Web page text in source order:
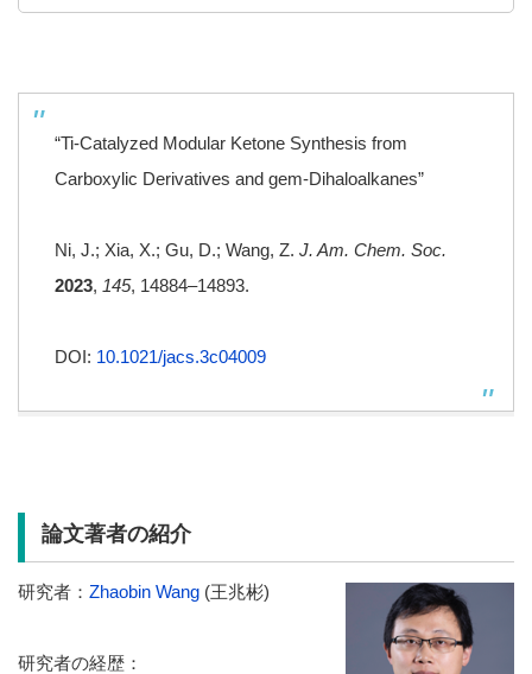
“Ti-Catalyzed Modular Ketone Synthesis from
Carboxylic Derivatives and gem-Dihaloalkanes”
Ni, J.; Xia, X.; Gu, D.; Wang, Z. J. Am. Chem. Soc.
2023, 145, 14884–14893.
DOI: 10.1021/jacs.3c04009
論文著者の紹介
研究者： Zhaobin Wang (王兆彬)
研究者の経歴：